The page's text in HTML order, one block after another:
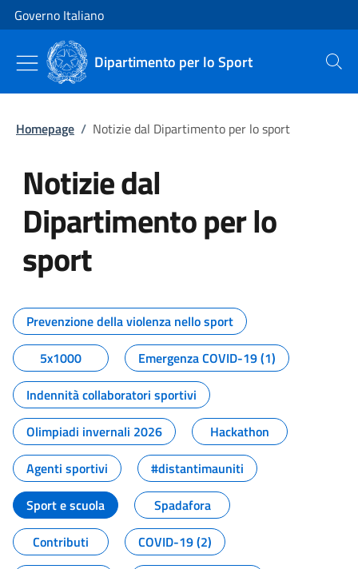
Vai al contenuto
Vai alla navigazione del sito
Governo Italiano
Dipartimento per lo Sport Cerca
Homepage / Notizie dal Dipartimento per lo sport
Notizie dal
Dipartimento per lo
sport
Tutti i contenuti della pagina
Prevenzione della violenza nello sport
5x1000
Emergenza COVID-19 (1)
Indennità collaboratori sportivi
Olimpiadi invernali 2026
Hackathon
Agenti sportivi
#distantimauniti
Sport e scuola
Spadafora
Contributi
COVID-19 (2)